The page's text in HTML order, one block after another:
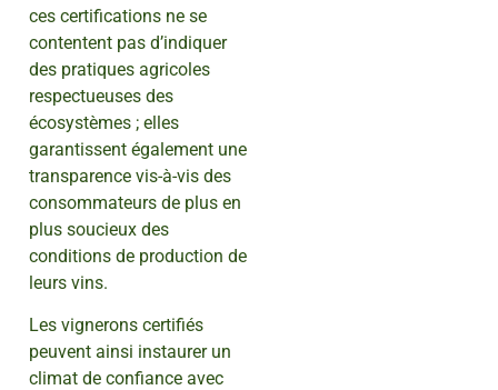
ces certifications ne se
contentent pas d’indiquer
des pratiques agricoles
respectueuses des
écosystèmes ; elles
garantissent également une
transparence vis-à-vis des
consommateurs de plus en
plus soucieux des
conditions de production de
leurs vins.
Les vignerons certifiés
peuvent ainsi instaurer un
climat de confiance avec